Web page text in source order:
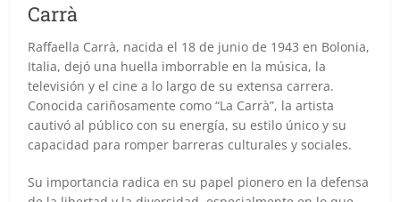
Carrà
Raffaella Carrà, nacida el 18 de junio de 1943 en Bolonia,
Italia, dejó una huella imborrable en la música, la
televisión y el cine a lo largo de su extensa carrera.
Conocida cariñosamente como “La Carrà”, la artista
cautivó al público con su energía, su estilo único y su
capacidad para romper barreras culturales y sociales.
Su importancia radica en su papel pionero en la defensa